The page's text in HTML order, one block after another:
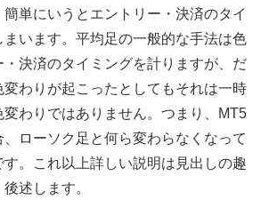
単にいうとエントリー・決済のタイ
まいます。平均足の一般的な手法は色
決済のタイミングを計りますが、だ
変わりが起こったとしてもそれは一時
わりではありません。つまり、MT5
ローソク足と何ら変わらなくなって
す。これ以上詳しい説明は見出しの趣
述します。